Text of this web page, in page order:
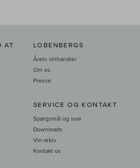
AT
LOBENBERGS
Årets vinhandler
Om os
Presse
SERVICE OG KONTAKT
Spørgsmål og svar
Downloads
Vin-arkiv
Kontakt os